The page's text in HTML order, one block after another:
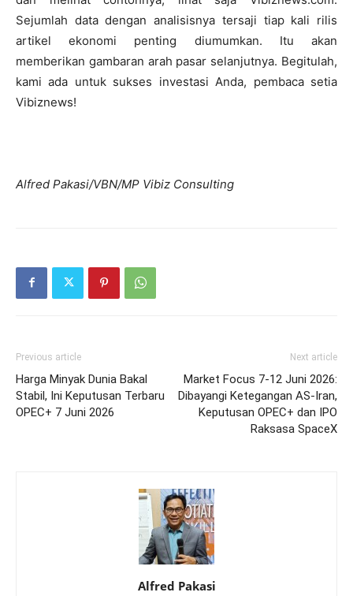
Sejumlah data dengan analisisnya tersaji tiap kali rilis
artikel ekonomi penting diumumkan. Itu akan
memberikan gambaran arah pasar selanjutnya. Begitulah,
kami ada untuk sukses investasi Anda, pembaca setia
Vibiznews!
Alfred Pakasi/VBN/MP Vibiz Consulting
Previous article
Harga Minyak Dunia Bakal
Stabil, Ini Keputusan Terbaru
OPEC+ 7 Juni 2026
Next article
Market Focus 7-12 Juni 2026:
Dibayangi Ketegangan AS-Iran,
Keputusan OPEC+ dan IPO
Raksasa SpaceX
Alfred Pakasi